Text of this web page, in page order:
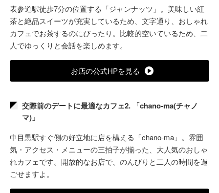
表参道駅徒歩7分の位置する「ジャンナッツ」。美味しい紅
茶と絶品スイーツが充実しているため、文字通り、おしゃれ
カフェでお茶するのにぴったり。比較的空いているため、二
人でゆっくりと会話を楽しめます。
お店の公式HPを見る
交際前のデートに最適なカフェ2. 「chano-ma(チャノ
マ)」
中目黒駅すぐ側の好立地に店を構える「chano-ma」。雰囲
気・アクセス・メニューの三拍子が揃った、大人気のおしゃ
れカフェです。開放的なお店で、のんびりと二人の時間を過
ごせますよ。